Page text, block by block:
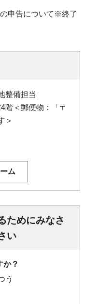
申告について※終了
整備担当
＜郵便物：「〒
＞
ためにみなさ
い
か？
う